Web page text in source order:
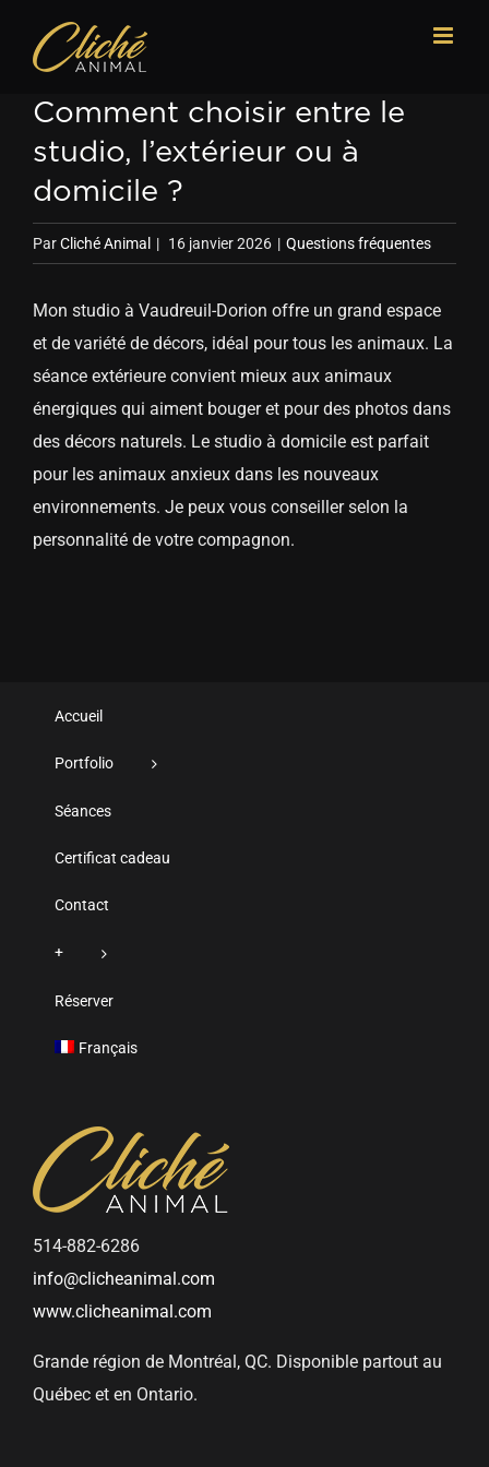
Comment choisir entre le
studio, l’extérieur ou à
domicile ?
ParCliché Animal | 16 janvier 2026 | Questions fréquentes
Mon studio à Vaudreuil-Dorion offre un grand espace
et de variété de décors, idéal pour tous les animaux. La
séance extérieure convient mieux aux animaux
énergiques qui aiment bouger et pour des photos dans
des décors naturels. Le studio à domicile est parfait
pour les animaux anxieux dans les nouveaux
environnements. Je peux vous conseiller selon la
personnalité de votre compagnon.
Accueil
Portfolio
Séances
Certificat cadeau
Contact
+
Réserver
Français
514-882-6286
info@clicheanimal.com
www.clicheanimal.com
Grande région de Montréal, QC. Disponible partout au
Québec et en Ontario.